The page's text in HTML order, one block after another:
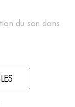
du son dans